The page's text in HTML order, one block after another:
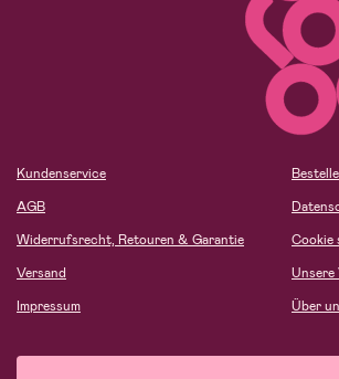
Kundenservice
AGB
Widerrufsrecht, Retouren & Garantie
Versand
Impressum
Cookie
Über